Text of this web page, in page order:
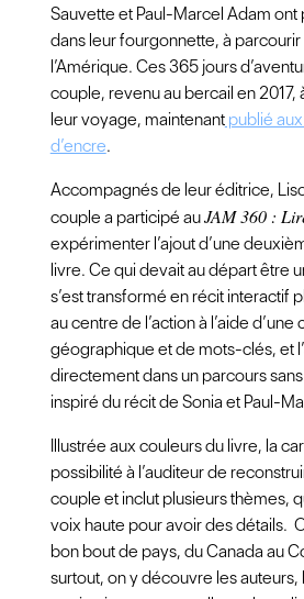
Sauvette et Paul-Marcel Adam ont
dans leur fourgonnette, à
l’Amérique. Ces 365 jours
couple, revenu au bercail en 2017,
leur voyage, maintenantpublié
d’encre.
Accompagnés de leur éditrice,
couple a participé auJAM 360 :
expérimenter l’ajout d’une
livre. Ce qui devait au départ être
s’est transformé en récit interactif
au centre de l’action à l’aide d’une
géographique et de mots-clés, et
directement dans un parcours
inspiré du récit de Sonia et Paul-
Illustrée aux couleurs du livre, la
possibilité à l’auditeur de
couple et inclut plusieurs thèmes,
voix haute pour avoir des détails.
bon bout de pays, du Canada au
surtout, on y découvre les